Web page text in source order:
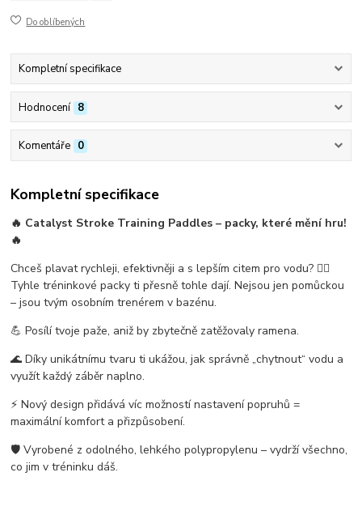
Do oblíbených
Kompletní specifikace
Hodnocení 8
Komentáře 0
Kompletní specifikace
🔥 Catalyst Stroke Training Paddles – packy, které mění hru!
🔥
Chceš plavat rychleji, efektivněji a s lepším citem pro vodu? 🏊‍♀️
Tyhle tréninkové packy ti přesně tohle dají. Nejsou jen pomůckou
– jsou tvým osobním trenérem v bazénu.
💪 Posílí tvoje paže, aniž by zbytečně zatěžovaly ramena.
🌊 Díky unikátnímu tvaru ti ukážou, jak správně „chytnout“ vodu a
využít každý záběr naplno.
⚡ Nový design přidává víc možností nastavení popruhů =
maximální komfort a přizpůsobení.
🛡 Vyrobené z odolného, lehkého polypropylenu – vydrží všechno,
co jim v tréninku dáš.